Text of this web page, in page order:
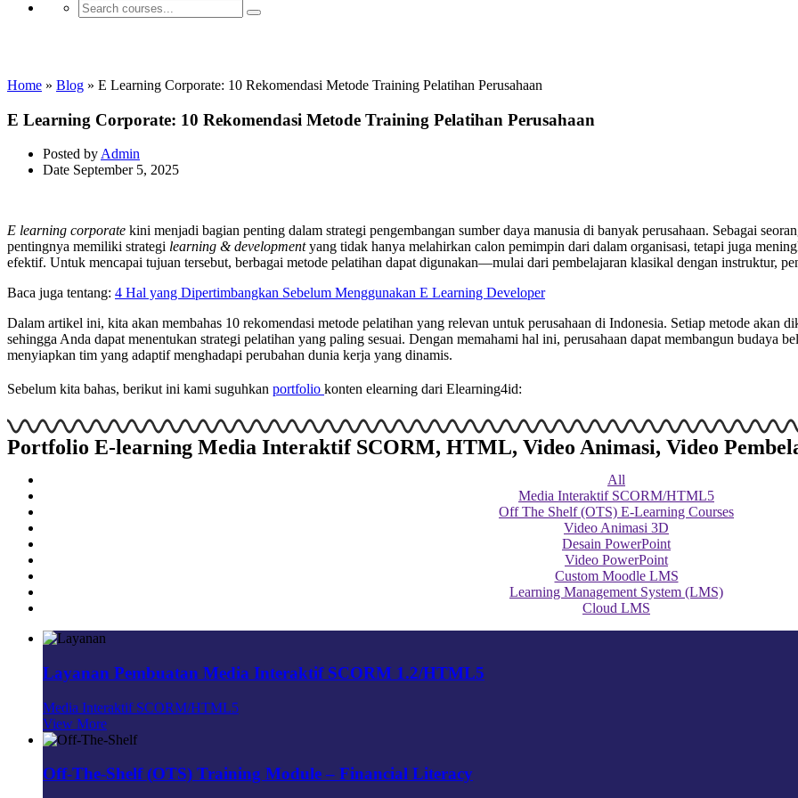
Home » Blog » E Learning Corporate: 10 Rekomendasi Metode Training Pelatihan Perusahaan
E Learning Corporate: 10 Rekomendasi Metode Training Pelatihan Perusahaan
Posted by Admin
Date September 5, 2025
E learning corporate kini menjadi bagian penting dalam strategi pengembangan sumber daya manusia di banyak perusahaan. Sebagai
pentingnya memiliki strategi learning & developmentyang tidak hanya melahirkan calon pemimpin dari dalam organisasi, tetapi juga
efektif. Untuk mencapai tujuan tersebut, berbagai metode pelatihan dapat digunakan—mulai dari pembelajaran klasikal dengan instruktur,
Baca juga tentang: 4 Hal yang Dipertimbangkan Sebelum Menggunakan E Learning Developer
Dalam artikel ini, kita akan membahas 10 rekomendasi metode pelatihan yang relevan untuk perusahaan di Indonesia. Setiap metode akan
sehingga Anda dapat menentukan strategi pelatihan yang paling sesuai. Dengan memahami hal ini, perusahaan dapat membangun budaya
menyiapkan tim yang adaptif menghadapi perubahan dunia kerja yang dinamis.
Sebelum kita bahas, berikut ini kami suguhkan portfolio konten elearning dari Elearning4id:
Portfolio E-learning Media Interaktif SCORM, HTML, Video Animasi, Video
All
Media Interaktif SCORM/HTML5
Off The Shelf (OTS) E-Learning Courses
Video Animasi 3D
Desain PowerPoint
Video PowerPoint
Custom Moodle LMS
Learning Management System (LMS)
Cloud LMS
Layanan Pembuatan Media Interaktif SCORM 1.2/HTML5
Media Interaktif SCORM/HTML5
View More
Off-The-Shelf (OTS) Training Module – Financial Literacy